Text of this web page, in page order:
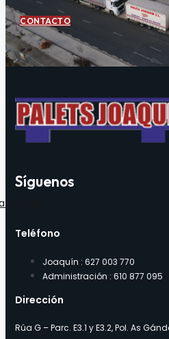
CONTACTO
Síguenos
Teléfono
Joaquín : 627 003 770
Administración : 610 877 095
Dirección
Rúa G – Parc. E3.1 y E3.2, Pol. As